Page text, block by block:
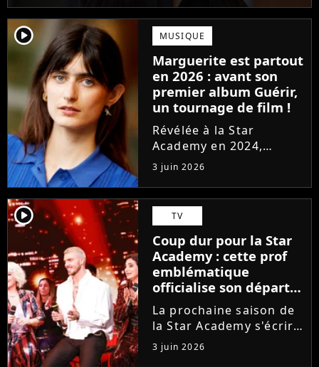
player2 MUSIQUE
Marguerite est partout
en 2026 : avant son
premier album Guérir,
un tournage de film !
Révélée à la Star
Academy en 2024,
Marguerite officialise
l'arrivée pour l'automne
de son premier album
Guérir. En parallèle, la
chanteuse et
comédienne rejoindra
Laura Felpin, Harpo...
3 juin 2026
player2 TV
Coup dur pour la Star
Academy : cette prof
emblématique
officialise son départ,
"Ça devenait assez
compliqué"
La prochaine saison de
la Star Academy s'écrira
avec une nouvelle
recrue dans ses rangs.
3 juin 2026